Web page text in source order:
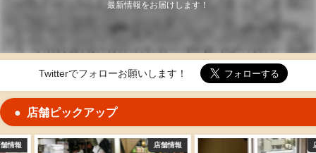
最新情報をお届けします！
Twitterでフォローお願いします！
店舗ピックアップ
店舗情報 店舗情報